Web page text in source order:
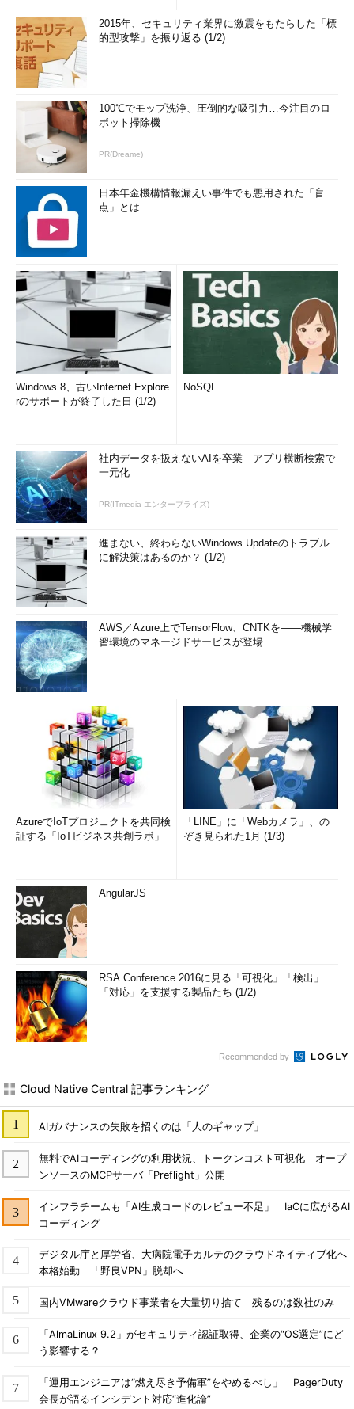
2015年、セキュリティ業界に激震をもたらした「標
的型攻撃」を振り返る (1/2)
100℃でモップ洗浄、圧倒的な吸引力…今注目のロ
ボット掃除機
PR(Dreame)
日本年金機構情報漏えい事件でも悪用された「盲
点」とは
Windows 8、古いInternet Explore
rのサポートが終了した日 (1/2)
NoSQL
社内データを扱えないAIを卒業 アプリ横断検索で
一元化
PR(ITmedia エンタープライズ)
進まない、終わらないWindows Updateのトラブル
に解決策はあるのか？ (1/2)
AWS／Azure上でTensorFlow、CNTKを――機械学
習環境のマネージドサービスが登場
AzureでIoTプロジェクトを共同検
証する「IoTビジネス共創ラボ」
「LINE」に「Webカメラ」、の
ぞき見られた1月 (1/3)
AngularJS
RSA Conference 2016に見る「可視化」「検出」
「対応」を支援する製品たち (1/2)
Recommended by
Cloud Native Central 記事ランキング
AIガバナンスの失敗を招くのは「人のギャップ」
無料でAIコーディングの利用状況、トークンコスト可視化 オープ
ンソースのMCPサーバ「Preflight」公開
インフラチームも「AI生成コードのレビュー不足」 IaCに広がるAI
コーディング
デジタル庁と厚労省、大病院電子カルテのクラウドネイティブ化へ
本格始動 「野良VPN」脱却へ
国内VMwareクラウド事業者を大量切り捨て 残るのは数社のみ
「AlmaLinux 9.2」がセキュリティ認証取得、企業の“OS選定”にど
う影響する？
「運用エンジニアは“燃え尽き予備軍”をやめるべし」 PagerDuty
会長が語るインシデント対応“進化論”